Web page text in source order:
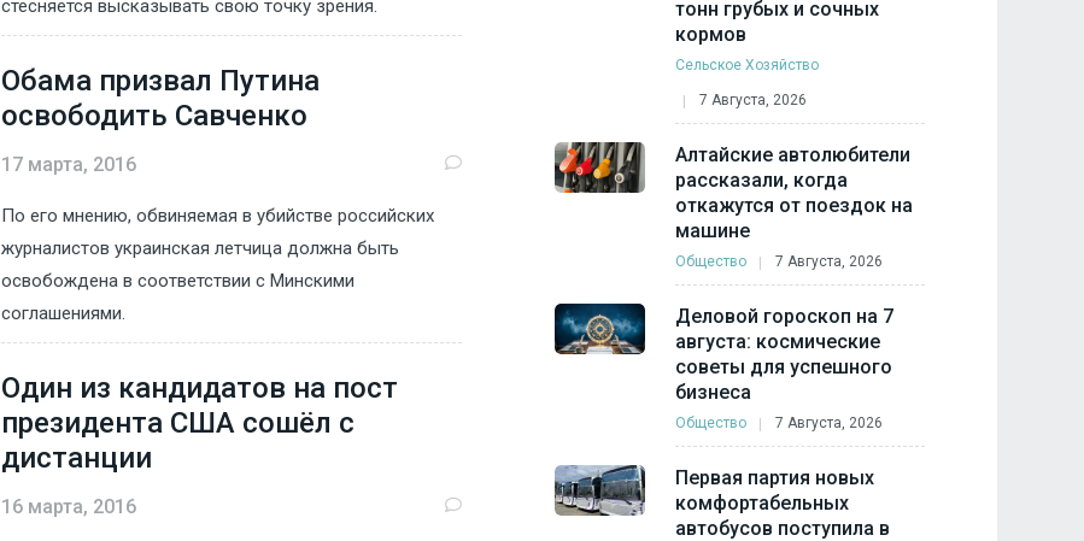
стесняется высказывать свою точку зрения.
Обама призвал Путина
освободить Савченко
17 марта, 2016
По его мнению, обвиняемая в убийстве российских
журналистов украинская летчица должна быть
освобождена в соответствии с Минскими
соглашениями.
Один из кандидатов на пост
президента США сошёл с
дистанции
16 марта, 2016
тонн грубых и сочных
кормов
Сельское Хозяйство
7 Августа, 2026
Алтайские автолюбители
рассказали, когда
откажутся от поездок на
машине
Общество 7 Августа, 2026
Деловой гороскоп на 7
августа: космические
советы для успешного
бизнеса
Общество 7 Августа, 2026
Первая партия новых
комфортабельных
автобусов поступила в